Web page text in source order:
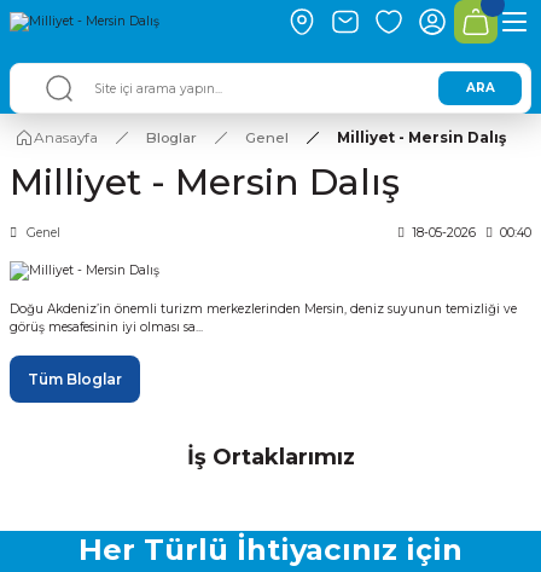
ARA
Anasayfa Bloglar Genel Milliyet - Mersin Dalış
Milliyet - Mersin Dalış
Genel 18-05-2026 00:40
Doğu Akdeniz’in önemli turizm merkezlerinden Mersin, deniz suyunun temizliği ve
görüş mesafesinin iyi olması sa...
Tüm Bloglar
İş Ortaklarımız
Her Türlü İhtiyacınız için